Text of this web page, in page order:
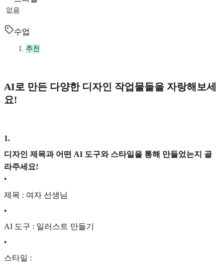
없음
수업
추천
AI로 만든 다양한 디자인 작업물들을 자랑해보세
요!
1.
디자인 제목과 어떤 AI 도구와 스타일을 통해 만들었는지 골
라주세요!
•
제목 : 여자 선생님
•
AI 도구 : 일러스트 만들기
•
스타일 :